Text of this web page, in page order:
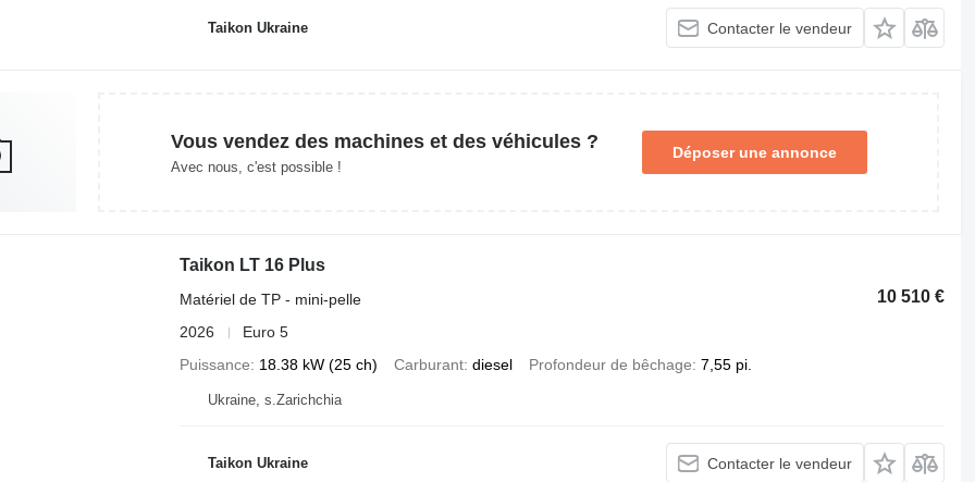
Taikon Ukraine Contacter le vendeur
Vous vendez des machines et des véhicules ?
Avec nous, c'est possible !
Déposer une annonce
Taikon LT 16 Plus
10 510 €
Matériel de TP - mini-pelle
2026
Euro 5
Puissance
18.38 kW (25 ch) Carburant diesel Profondeur de bêchage 7,55 pi.
Ukraine, s.Zarichchia
Taikon Ukraine Contacter le vendeur